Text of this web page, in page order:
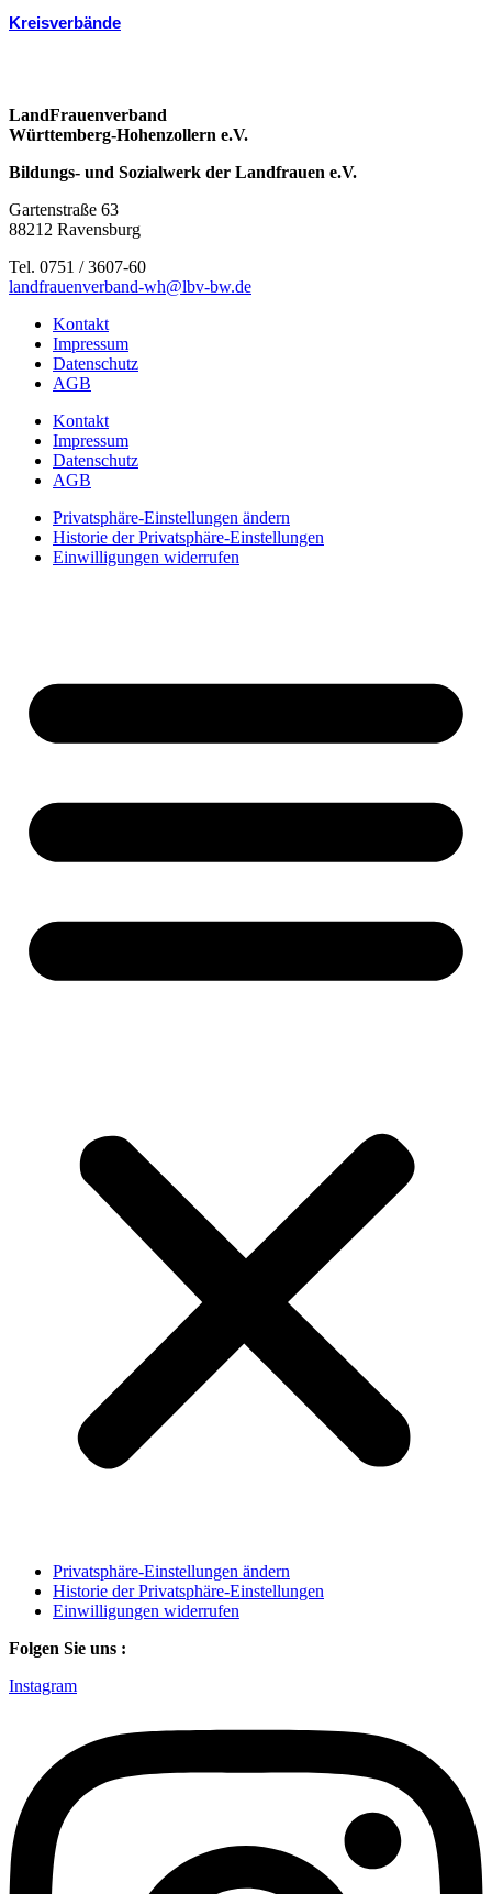
Kreisverbände
LandFrauenverband
Württemberg-Hohenzollern e.V.
Bildungs- und Sozialwerk der Landfrauen e.V.
Gartenstraße 63
88212 Ravensburg
Tel. 0751 / 3607-60
landfrauenverband-wh@lbv-bw.de
Kontakt
Impressum
Datenschutz
AGB
Kontakt
Impressum
Datenschutz
AGB
Privatsphäre-Einstellungen ändern
Historie der Privatsphäre-Einstellungen
Einwilligungen widerrufen
Privatsphäre-Einstellungen ändern
Historie der Privatsphäre-Einstellungen
Einwilligungen widerrufen
Folgen Sie uns :
Instagram